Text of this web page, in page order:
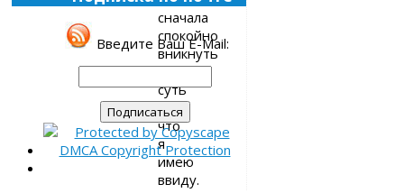
сначала
спокойно
вникнуть
в
суть
того,
что
я
имею
ввиду.
Введите Ваш E-Mail: